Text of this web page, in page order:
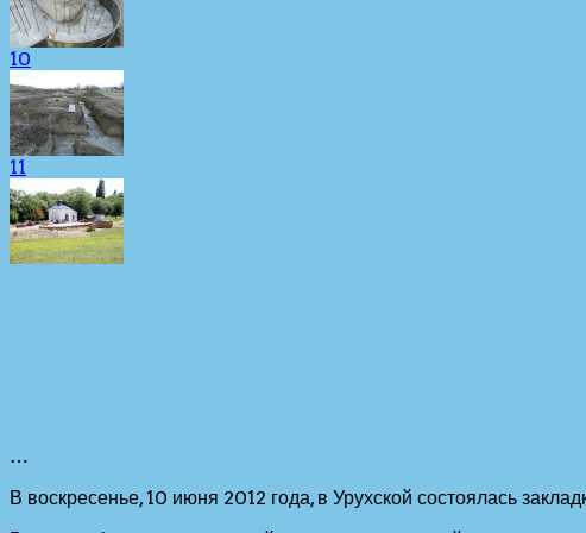
10
11
…
В воскресенье, 10 июня 2012 года, в Урухской состоялась